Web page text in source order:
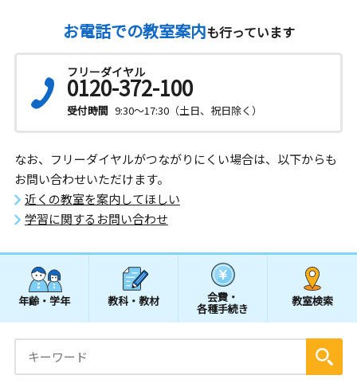
お電話での教室案内も行っています
フリーダイヤル
0120-372-100
受付時間 9:30～17:30（土日、祝日除く）
なお、フリーダイヤルがつながりにくい場合は、以下からも
お問い合わせいただけます。
近くの教室を案内してほしい
学習に関するお問い合わせ
年齢・学年 教科・教材 会費・
各種手続き
教室検索